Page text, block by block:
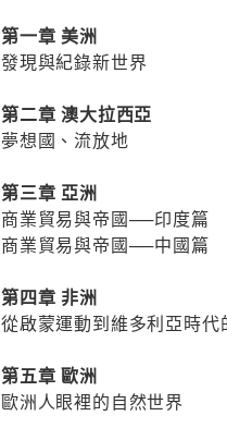
第一章 美洲
發現與紀錄新世界
第二章 澳大拉西亞
夢想國、流放地
第三章 亞洲
商業貿易與帝國──印度篇
商業貿易與帝國──中國篇
第四章 非洲
從啟蒙運動到維多利亞時代
第五章 歐洲
歐洲人眼裡的自然世界